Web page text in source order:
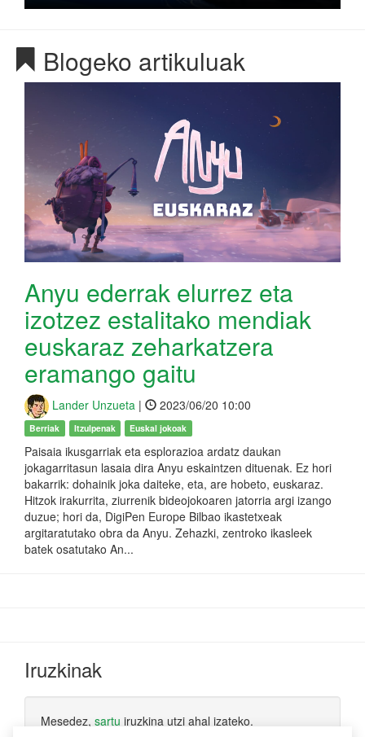
Blogeko artikuluak
Anyu ederrak elurrez eta
izotzez estalitako mendiak
euskaraz zeharkatzera
eramango gaitu
Lander Unzueta | 2023/06/20 10:00
Berriak Itzulpenak Euskal jokoak
Paisaia ikusgarriak eta esplorazioa ardatz daukan
jokagarritasun lasaia dira Anyu eskaintzen dituenak. Ez hori
bakarrik: dohainik joka daiteke, eta, are hobeto, euskaraz.
Hitzok irakurrita, ziurrenik bideojokoaren jatorria argi izango
duzue; hori da, DigiPen Europe Bilbao ikastetxeak
argitaratutako obra da Anyu. Zehazki, zentroko ikasleek
batek osatutako An...
Iruzkinak
Mesedez, sartu iruzkina utzi ahal izateko.